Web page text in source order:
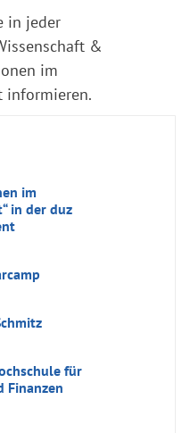
in jeder
&
im
informieren.
im
in der duz
für
Finanzen